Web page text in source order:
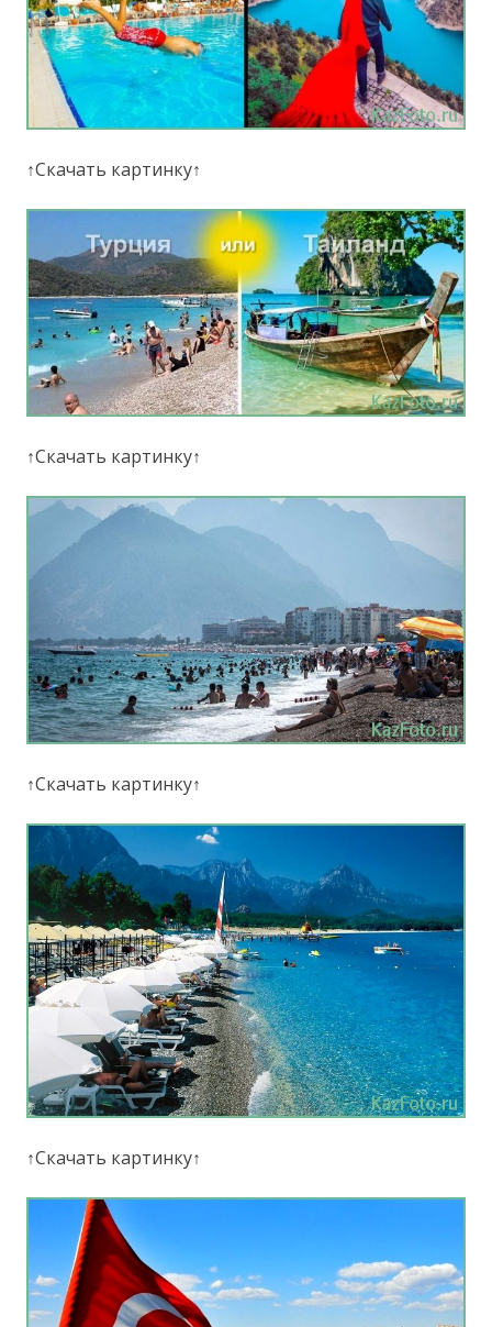
↑Скачать картинку↑
↑Скачать картинку↑
↑Скачать картинку↑
↑Скачать картинку↑